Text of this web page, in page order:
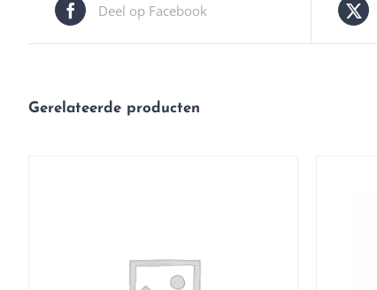
Deel op Facebook
Gerelateerde producten